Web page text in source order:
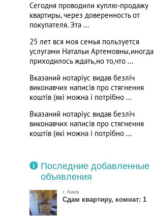
Сегодня проводили куплю-продажу
квартиры, через доверенность от
покупателя. Эта ...
25 лет вся моя семья пользуется
услугами Натальи Артемовны,иногда
приходилось ждать,но то,что ...
Вказаний нотаріус видав безліч
виконавчих написів про стягнення
коштів (які можна і потрібно ...
Вказаний нотаріус видав безліч
виконавчих написів про стягнення
коштів (які можна і потрібно ...
Последние добавленные
объявления
г. Киев
Сдам квартиру, комнат: 1